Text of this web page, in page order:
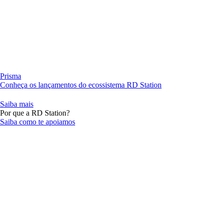
Prisma
Conheça os lançamentos do ecossistema RD Station
Saiba mais
Por que a RD Station?
Saiba como te apoiamos